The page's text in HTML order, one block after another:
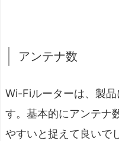
アンテナ数
Wi-Fiルーターは、製
す。基本的にアンテナ
やすいと捉えて良いで